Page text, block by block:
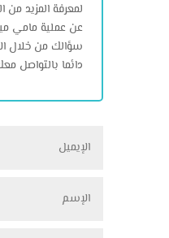
لمعرفة المزيد من
عن عملية مامي
سؤالك من خلال
دائما بالتواصل